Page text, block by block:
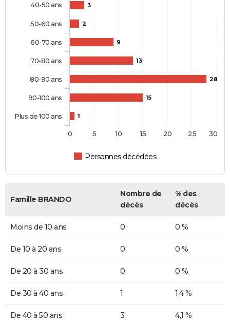
3
2
9
13
28
15
1
Personnes décédées
40-50 ans
50-60 ans
60-70 ans
70-80 ans
80-90 ans
90-100 ans
Plus de 100 ans
0 5 10 15 20 25 30
Famille BRANDO
Nombre de
décès
% des
décès
Moins de 10 ans 0 0 %
De 10 à 20 ans 0 0 %
De 20 à 30 ans 0 0 %
De 30 à 40 ans 1 1,4 %
De 40 à 50 ans 3 4,1 %